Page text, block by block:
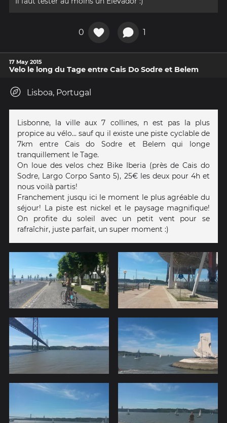
0 1
17 May 2015
Velo le long du Tage entre Cais Do Sodre et Belem
Lisboa, Portugal
Lisbonne, la ville aux 7 collines, n est pas la plus
propice au vélo... sauf qu il existe une piste cyclable de
7km entre Cais do Sodre et Belem qui longe
tranquillement le Tage.
On loue des velos chez Bike Iberia (près de Cais do
Sodre, Largo Corpo Santo 5), 25€ les deux pour 4h et
nous voilà partis!
Franchement jusqu ici le moment le plus agréable du
séjour! La piste est nickel et le paysage magnifique!
On profite du soleil avec un petit vent pour se
rafraîchir, juste parfait, un super moment :)